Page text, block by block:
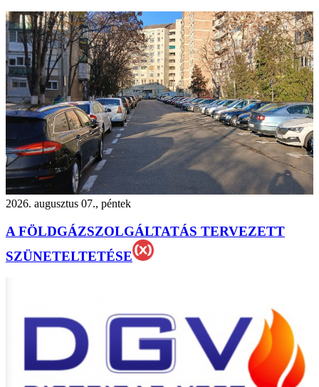
2026. augusztus 07., péntek
A FÖLDGÁZSZOLGÁLTATÁS TERVEZETT
SZÜNETELTETÉSE